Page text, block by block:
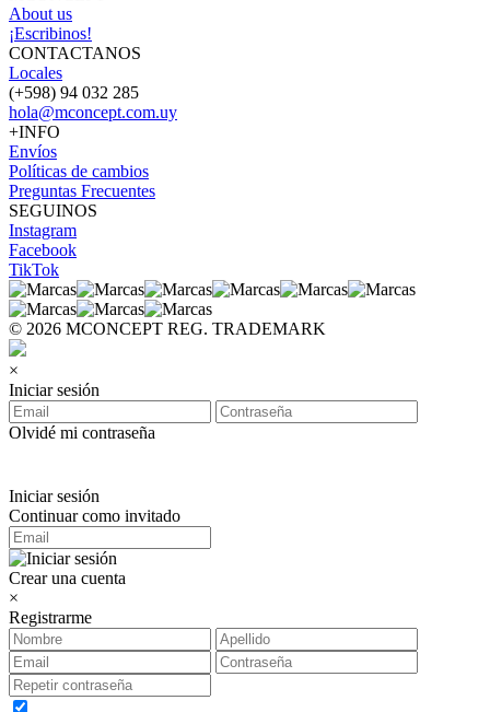
About us
¡Escribinos!
CONTACTANOS
Locales
(+598) 94 032 285
hola@mconcept.com.uy
+INFO
Envíos
Políticas de cambios
Preguntas Frecuentes
SEGUINOS
Instagram
Facebook
TikTok
© 2026 MCONCEPT REG. TRADEMARK
×
Iniciar sesión
Olvidé mi contraseña
Iniciar sesión
Continuar como invitado
Crear una cuenta
×
Registrarme